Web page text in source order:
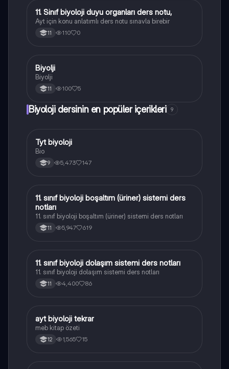
Biyoloji
11. Sinıf biyoloji duyu organları ders notu,
Ayt için konu anlatımlı ders notu sınavla birebir
11 110 0
Biyoloji
Biyolji
Biyolji
11 100 5
Biyoloji dersinin en popüler içerikleri 9
Biyoloji
Tyt biyoloji
Bio
9 5,473 147
Biyoloji
11. sınıf biyoloji boşaltım (üriner) sistemi ders
notları
11. sınıf biyoloji boşaltım (üriner) sistemi ders notları
11 5,947 619
Biyoloji
11. sınıf biyoloji dolaşım sistemi ders notları
11. sınıf biyoloji dolaşım sistemi ders notları
11 4,400 86
Biyoloji
ayt biyoloji tekrar
meb kitap özeti
12 1,565 15